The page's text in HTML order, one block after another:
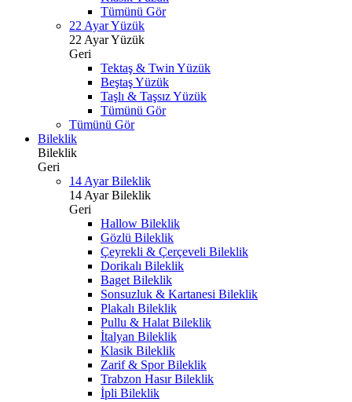
Tümünü Gör
22 Ayar Yüzük
22 Ayar Yüzük
Geri
Tektaş & Twin Yüzük
Beştaş Yüzük
Taşlı & Taşsız Yüzük
Tümünü Gör
Tümünü Gör
Bileklik
Bileklik
Geri
14 Ayar Bileklik
14 Ayar Bileklik
Geri
Hallow Bileklik
Gözlü Bileklik
Çeyrekli & Çerçeveli Bileklik
Dorikalı Bileklik
Baget Bileklik
Sonsuzluk & Kartanesi Bileklik
Plakalı Bileklik
Pullu & Halat Bileklik
İtalyan Bileklik
Klasik Bileklik
Zarif & Spor Bileklik
Trabzon Hasır Bileklik
İpli Bileklik